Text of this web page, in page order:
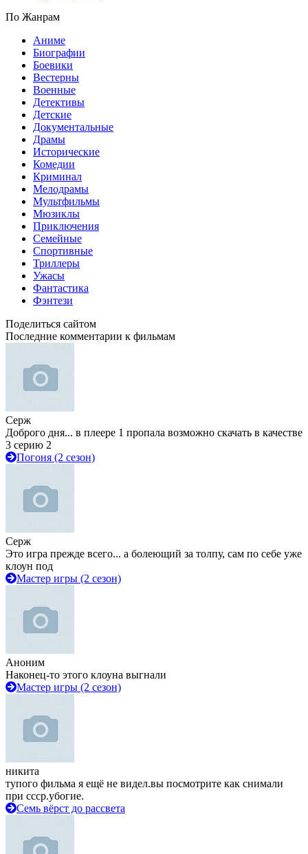
По Жанрам
Аниме
Биографии
Боевики
Вестерны
Военные
Детективы
Детские
Документальные
Драмы
Исторические
Комедии
Криминал
Мелодрамы
Мультфильмы
Мюзиклы
Приключения
Семейные
Спортивные
Триллеры
Ужасы
Фантастика
Фэнтези
Поделиться сайтом
Последние комментарии к фильмам
Серж
Доброго дня... в плеере 1 пропала возможно скачать в качестве
3 серию 2
Погоня (2 сезон)
Серж
Это игра прежде всего... а болеющий за толпу, сам по себе уже
клоун под
Мастер игры (2 сезон)
Аноним
Наконец-то этого клоуна выгнали
Мастер игры (2 сезон)
никита
тупого фильма я ещё не видел.вы посмотрите как снимали
при ссср.убогие.
Семь вёрст до рассвета